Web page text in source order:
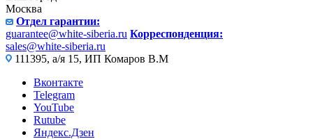
Москва
Отдел гарантии:
guarantee@white-siberia.ru Корреспонденция:
sales@white-siberia.ru
111395, а/я 15, ИП Комаров В.М
Вконтакте
Telegram
YouTube
Rutube
Яндекс.Дзен